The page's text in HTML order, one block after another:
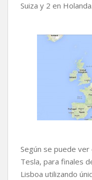
Suiza y 2 en Holanda.
Según se puede ver
Tesla, para finales
Lisboa utilizando